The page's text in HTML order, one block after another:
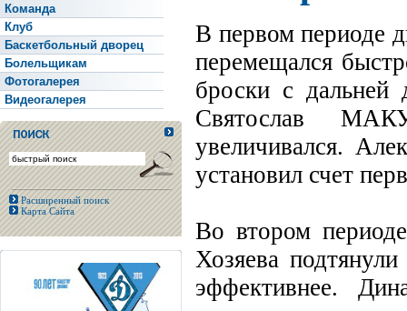
Команда
Клуб
Баскетбольный дворец
Болельщикам
Фотогалерея
Видеогалерея
Расширенный поиск
Карта Сайта
В первом периоде
перемещался
броски с дальней
Святослав
увеличивался.
установил счет
Во втором
Хозяева
эффективнее.